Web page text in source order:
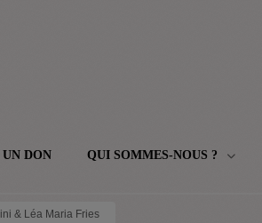
DON QUI SOMMES-NOUS ?
& Léa Maria Fries